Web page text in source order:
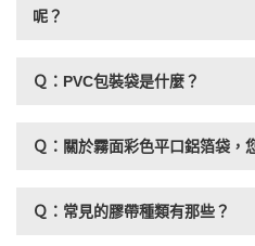
呢？
Ｑ：PVC包裝袋是什麼？
Ｑ：關於霧面彩色平口鋁箔袋，
Ｑ：常見的膠帶種類有那些？